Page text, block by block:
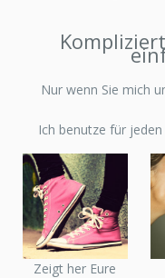
Nur wenn Sie mich
Ich benutze für
Zeigt her Eure